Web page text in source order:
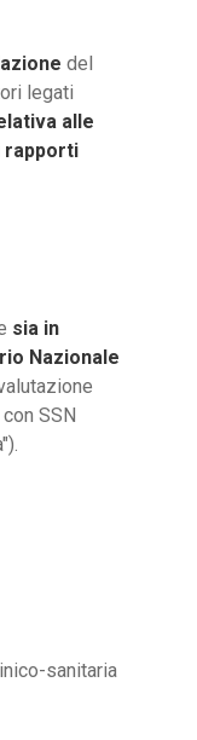
del
legati
alle
rapporti
sia in
Nazionale
SSN
sanitaria